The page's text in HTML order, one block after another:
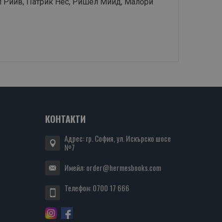
КОНТАКТИ
Адрес: гр. София, ул. Искърско шосе
№7
Имейл:order@hermesbooks.com
Телефон:0700 17 666